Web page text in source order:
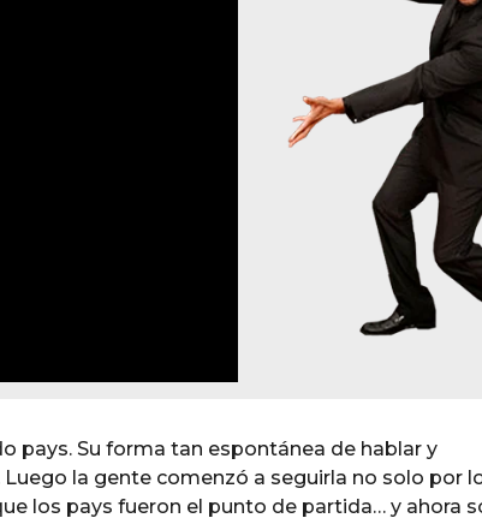
pays. Su forma tan espontánea de hablar y
la gente comenzó a seguirla no solo por
los pays fueron el punto de partida… y ahora